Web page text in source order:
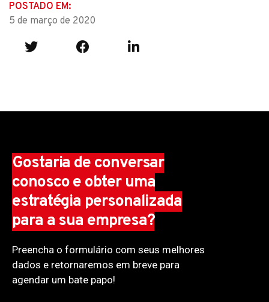
POSTADO EM:
5 de março de 2020
Gostaria de conversar
conosco e obter uma
estratégia personalizada
para a sua empresa?
Preencha o formulário com seus melhores
dados e retornaremos em breve para
agendar um bate papo!